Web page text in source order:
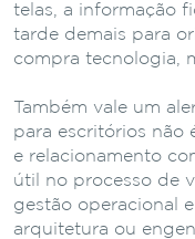
telas, a informação
tarde demais para
compra tecnologia,
Também vale um
para escritórios não
e relacionamento
útil no processo de
gestão operacional
arquitetura ou